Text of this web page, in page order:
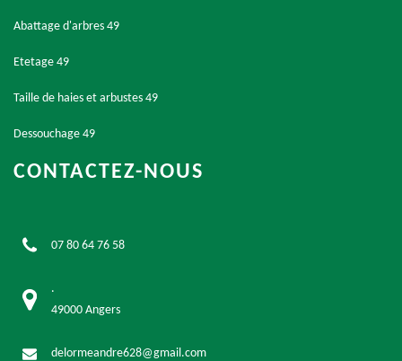
Abattage d'arbres 49
Etetage 49
Taille de haies et arbustes 49
Dessouchage 49
CONTACTEZ-NOUS
07 80 64 76 58
.
49000 Angers
delormeandre628@gmail.com